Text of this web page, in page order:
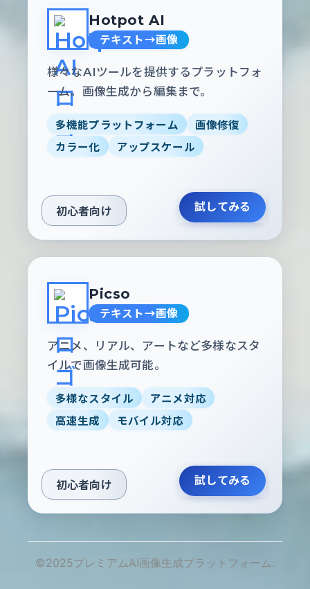
Hotpot AI
テキスト→画像
様々なAIツールを提供するプラットフォ
ーム。画像生成から編集まで。
多機能プラットフォーム
画像修復
カラー化
アップスケール
初心者向け 試してみる
Picso
テキスト→画像
アニメ、リアル、アートなど多様なスタ
イルで画像生成可能。
多様なスタイル
アニメ対応
高速生成
モバイル対応
初心者向け 試してみる
©2025プレ ミ アムAI画像生成プラ ッ ト フ ォ ーム.